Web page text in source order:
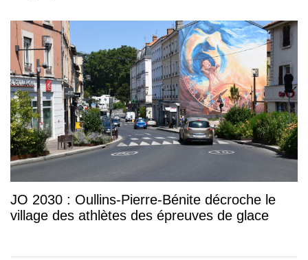
JO 2030 : Oullins-Pierre-Bénite décroche le
village des athlètes des épreuves de glace